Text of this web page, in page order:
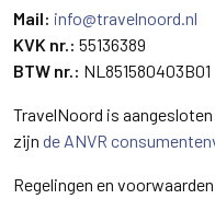
Mail: info@travelnoord.nl
KVK nr.: 55136389
BTW nr.: NL851580403B01
TravelNoord is aangesloten
zijn de ANVR
Regelingen en